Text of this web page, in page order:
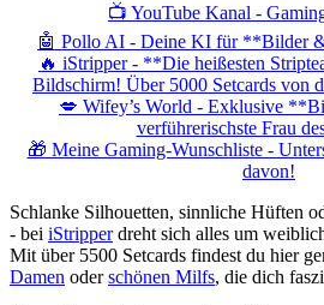
📺 YouTube Kanal -
🤖 Pollo AI - Deine KI für **Bilder
🔥 iStripper - **Die heißesten
Bildschirm! Über 5000 Setcards von
💋 Wifey’s World - Exklusive
verführerischste Frau
🎁 Meine Gaming-Wunschliste -
davon!
Schlanke Silhouetten, sinnliche Hüften
- bei iStripperdreht sich alles um
Mit über 5500 Setcards findest du hier
Damen oderschönen Milfs, die dich